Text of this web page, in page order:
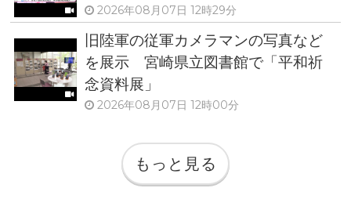
2026年08月07日 12時29分
旧陸軍の従軍カメラマンの写真など
を展示 宮崎県立図書館で「平和祈
念資料展」
2026年08月07日 12時00分
もっと見る